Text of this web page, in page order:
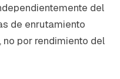
del
de enrutamiento
por rendimiento del